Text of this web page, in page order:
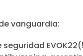
vanguardia: